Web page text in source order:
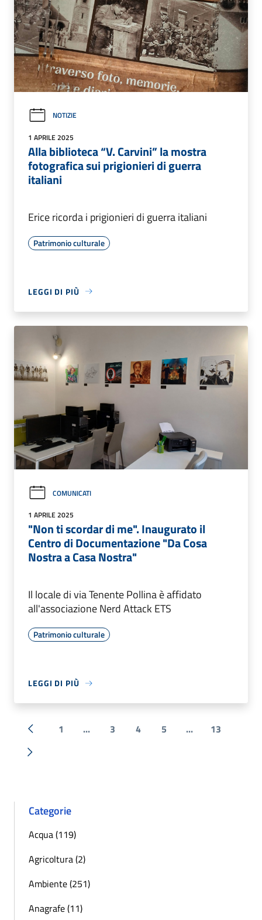
NOTIZIE
1 APRILE 2025
Alla biblioteca “V. Carvini” la mostra
fotografica sui prigionieri di guerra
italiani
Erice ricorda i prigionieri di guerra italiani
Patrimonio culturale
LEGGI DI PIÙ
COMUNICATI
1 APRILE 2025
"Non ti scordar di me". Inaugurato il
Centro di Documentazione "Da Cosa
Nostra a Casa Nostra"
Il locale di via Tenente Pollina è affidato
all'associazione Nerd Attack ETS
Patrimonio culturale
LEGGI DI PIÙ
« Precedente
1 ... 3 4 5 ... 13
Successiva »
Categorie
Acqua (119)
Agricoltura (2)
Ambiente (251)
Anagrafe (11)